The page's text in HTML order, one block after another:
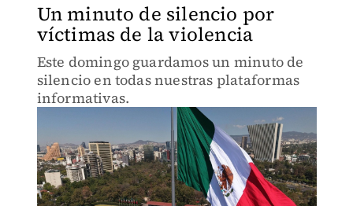
Un minuto de silencio por
víctimas de la violencia
Este domingo guardamos un minuto de
silencio en todas nuestras plataformas
informativas.